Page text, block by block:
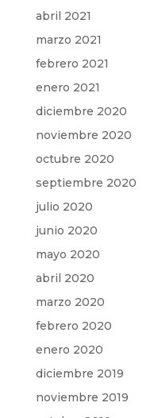
abril 2021
marzo 2021
febrero 2021
enero 2021
diciembre 2020
noviembre 2020
octubre 2020
septiembre 2020
julio 2020
junio 2020
mayo 2020
abril 2020
marzo 2020
febrero 2020
enero 2020
diciembre 2019
noviembre 2019